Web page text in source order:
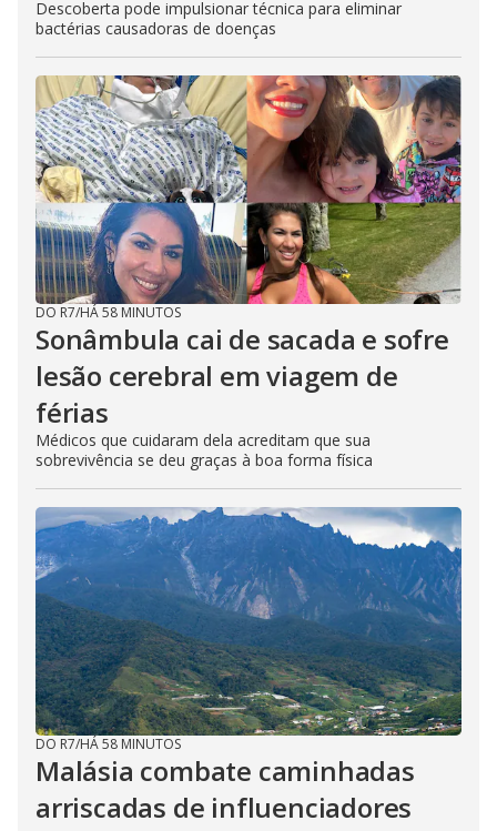
Descoberta pode impulsionar técnica para eliminar
bactérias causadoras de doenças
DO R7/HÁ 58 MINUTOS
Sonâmbula cai de sacada e sofre
lesão cerebral em viagem de
férias
Médicos que cuidaram dela acreditam que sua
sobrevivência se deu graças à boa forma física
DO R7/HÁ 58 MINUTOS
Malásia combate caminhadas
arriscadas de influenciadores